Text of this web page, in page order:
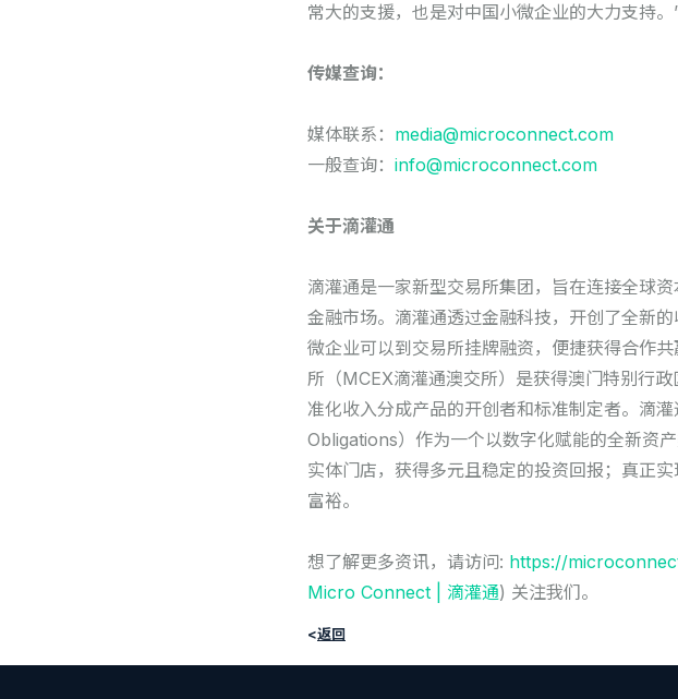
常大的支援，也是对中国小微企业的大力支持。
传媒查询：
媒体联系： media@microconnect.com
一般查询： info@microconnect.com
关于滴灌通
滴灌通是一家新型交易所集团，旨在连接全球
金融市场。滴灌通透过金融科技，开创了全新
微企业可以到交易所挂牌融资，便捷获得合作
所（MCEX滴灌通澳交所）是获得澳门特别行
准化收入分成产品的开创者和标准制定者。滴
Obligations）作为一个以数字化赋能的全新资
实体门店，获得多元且稳定的投资回报；真正
富裕。
想了解更多资讯，请访问: https://
Micro Connect | 滴灌通) 关注我们。
<返回